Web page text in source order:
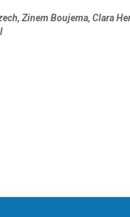
Zinem Boujema, Clara